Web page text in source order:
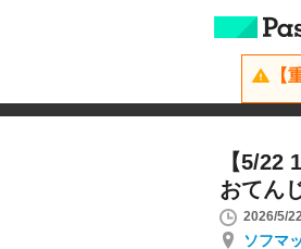
【
【5/22
おてん
2026/5/
ソフマ